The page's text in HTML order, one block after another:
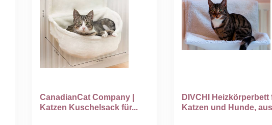
CanadianCat Company |
Katzen Kuschelsack für...
DIVCHI Heizkörperbett
Katzen und Hunde,